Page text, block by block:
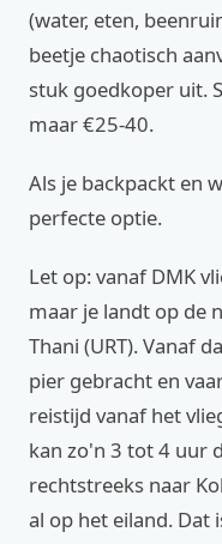
(water, eten,
beetje chaotisch
stuk goedkoper uit.
maar €25-40.
Als je backpackt en
perfecte optie.
Let op: vanaf DMK
maar je landt op de
Thani (URT). Vanaf
pier gebracht en
reistijd vanaf het
kan zo'n 3 tot 4 uur
rechtstreeks naar
al op het eiland. Dat